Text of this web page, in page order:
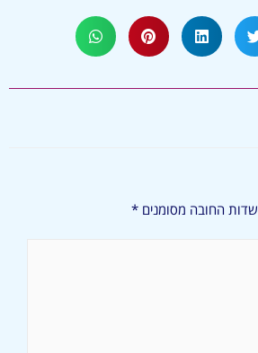
שדות החובה מסומנים *